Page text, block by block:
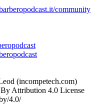
community
(incompetech.com)
Attribution 4.0 License
4.0/